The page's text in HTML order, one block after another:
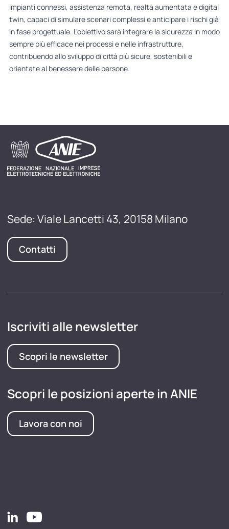
impianti connessi, assistenza remota, realtà aumentata e digital
twin, capaci di simulare scenari complessi e anticipare i rischi già
in fase progettuale. L’obiettivo sarà integrare la sicurezza in modo
sempre più efficace nei processi e nelle infrastrutture,
contribuendo allo sviluppo di città più sicure, sostenibili e
orientate al benessere delle persone.
Sede: Viale Lancetti 43, 20158 Milano
Contatti
Iscriviti alle newsletter
Scopri le newsletter
Scopri le posizioni aperte in ANIE
Lavora con noi